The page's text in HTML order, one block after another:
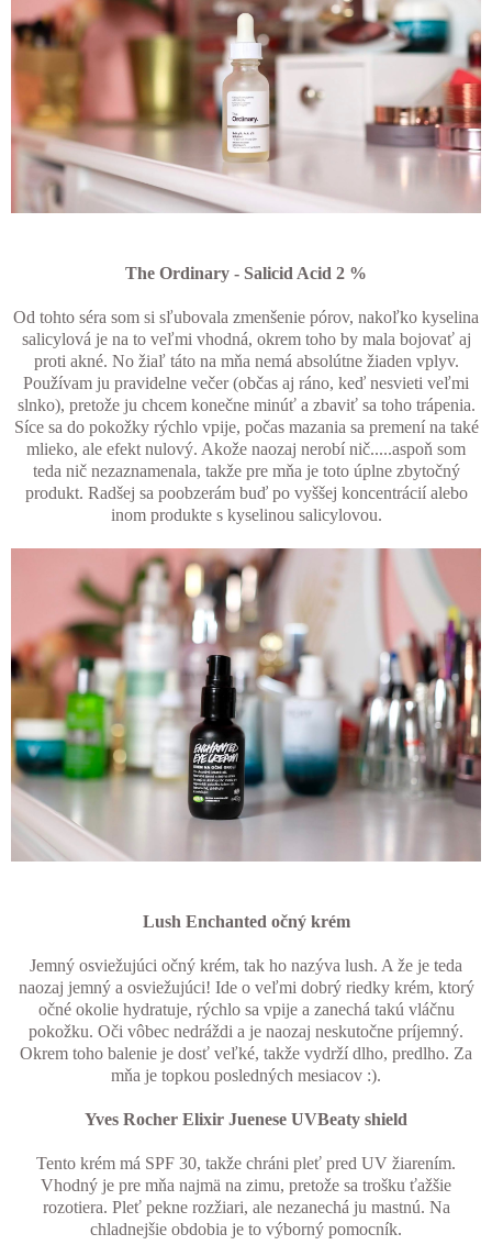
The Ordinary - Salicid Acid 2 %
Od tohto séra som si sľubovala zmenšenie pórov, nakoľko kyselina
salicylová je na to veľmi vhodná, okrem toho by mala bojovať aj
proti akné. No žiaľ táto na mňa nemá absolútne žiaden vplyv.
Používam ju pravidelne večer (občas aj ráno, keď nesvieti veľmi
slnko), pretože ju chcem konečne minúť a zbaviť sa toho trápenia.
Síce sa do pokožky rýchlo vpije, počas mazania sa premení na také
mlieko, ale efekt nulový. Akože naozaj nerobí nič.....aspoň som
teda nič nezaznamenala, takže pre mňa je toto úplne zbytočný
produkt. Radšej sa poobzerám buď po vyššej koncentrácií alebo
inom produkte s kyselinou salicylovou.
Lush Enchanted očný krém
Jemný osviežujúci očný krém, tak ho nazýva lush. A že je teda
naozaj jemný a osviežujúci! Ide o veľmi dobrý riedky krém, ktorý
očné okolie hydratuje, rýchlo sa vpije a zanechá takú vláčnu
pokožku. Oči vôbec nedráždi a je naozaj neskutočne príjemný.
Okrem toho balenie je dosť veľké, takže vydrží dlho, predlho. Za
mňa je topkou posledných mesiacov :).
Yves Rocher Elixir Juenese UVBeaty shield
Tento krém má SPF 30, takže chráni pleť pred UV žiarením.
Vhodný je pre mňa najmä na zimu, pretože sa trošku ťažšie
rozotiera. Pleť pekne rozžiari, ale nezanechá ju mastnú. Na
chladnejšie obdobia je to výborný pomocník.